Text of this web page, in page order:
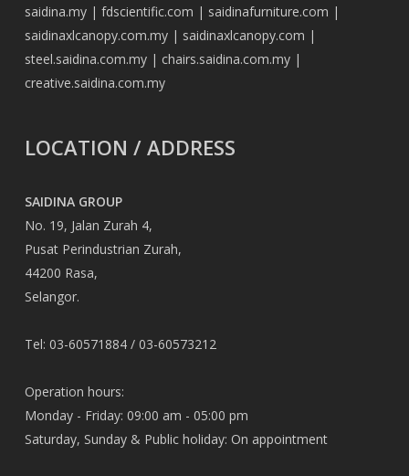
saidina.my| fdscientific.com | saidinafurniture.com |
saidinaxlcanopy.com.my| saidinaxlcanopy.com |
steel.saidina.com.my| chairs.saidina.com.my|
creative.saidina.com.my
LOCATION / ADDRESS
SAIDINA GROUP
No. 19, Jalan Zurah 4,
Pusat Perindustrian Zurah,
44200 Rasa,
Selangor.
Tel: 03-60571884 / 03-60573212
Operation hours:
Monday - Friday: 09:00 am - 05:00 pm
Saturday, Sunday & Public holiday: On appointment